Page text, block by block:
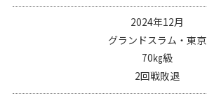
2024年12月
グランドスラム・東京
70㎏級
2回戦敗退